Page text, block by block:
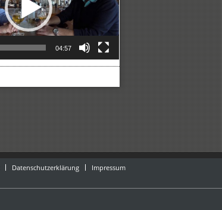
04:57
Datenschutzerklärung Impressum